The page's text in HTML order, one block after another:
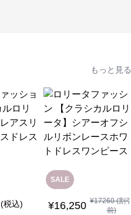
もっと見る
(税込)
SALE
¥16,250 ¥17260(割引
前)